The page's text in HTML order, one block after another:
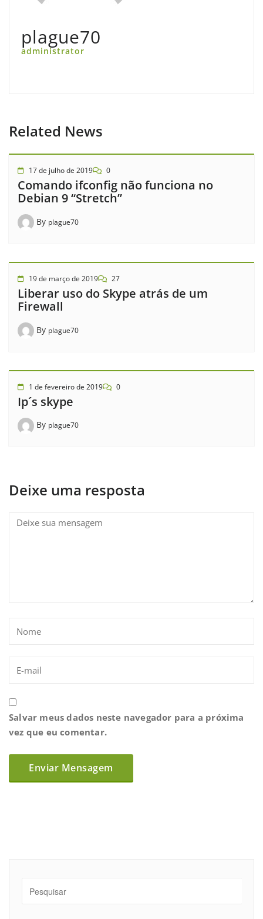
plague70
administrator
Related News
17 de julho de 2019 0
Comando ifconfig não funciona no
Debian 9 “Stretch”
By plague70
19 de março de 2019 27
Liberar uso do Skype atrás de um
Firewall
By plague70
1 de fevereiro de 2019 0
Ip´s skype
By plague70
Deixe uma resposta
Salvar meus dados neste navegador para a próxima
vez que eu comentar.